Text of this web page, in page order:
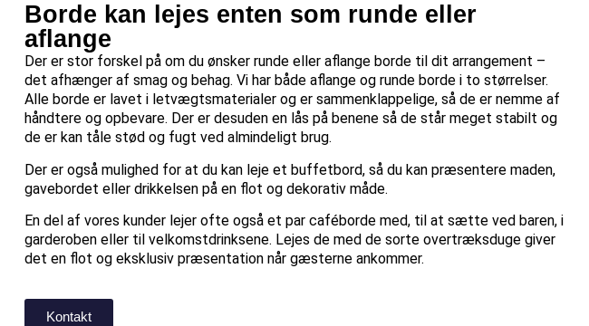
Borde kan lejes enten som runde eller
aflange
Der er stor forskel på om du ønsker runde eller aflange borde til dit arrangement –
det afhænger af smag og behag. Vi har både aflange og runde borde i to størrelser.
Alle borde er lavet i letvægtsmaterialer og er sammenklappelige, så de er nemme af
håndtere og opbevare. Der er desuden en lås på benene så de står meget stabilt og
de er kan tåle stød og fugt ved almindeligt brug.
Der er også mulighed for at du kan leje et buffetbord, så du kan præsentere maden,
gavebordet eller drikkelsen på en flot og dekorativ måde.
En del af vores kunder lejer ofte også et par caféborde med, til at sætte ved baren, i
garderoben eller til velkomstdrinksene. Lejes de med de sorte overtræksduge giver
det en flot og eksklusiv præsentation når gæsterne ankommer.
Kontakt